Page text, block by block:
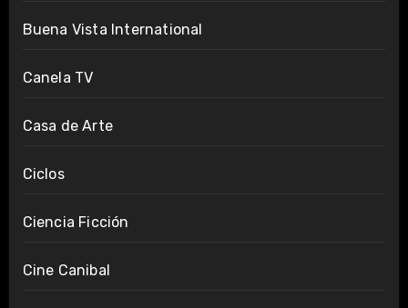
Buena Vista International
Canela TV
Casa de Arte
Ciclos
Ciencia Ficción
Cine Canibal